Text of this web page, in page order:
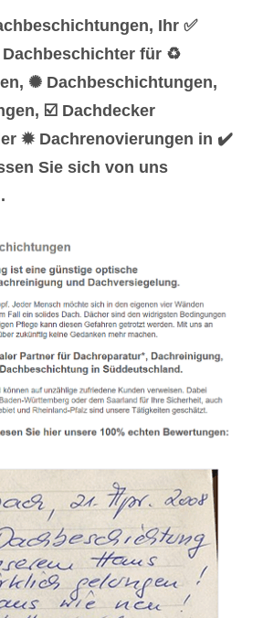
Ihr ✅
Dachbeschichter für ♻
✺ Dachbeschichtungen,
☑️ Dachdecker
✹ Dachrenovierungen in ✔️
Sie sich von uns